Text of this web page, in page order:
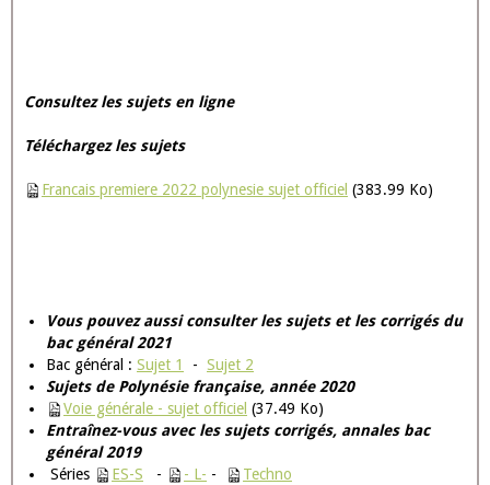
Consultez les sujets en ligne
Téléchargez les sujets
Francais premiere 2022 polynesie sujet officiel (383.99 Ko)
Vous pouvez aussi consulter les sujets et les corrigés du
bac général 2021
Bac général : Sujet 1 - Sujet 2
Sujets de Polynésie française, année 2020
Voie générale - sujet officiel (37.49 Ko)
Entraînez-vous avec les sujets corrigés, annales bac
général 2019
Séries
ES-S - - L- -
Techno